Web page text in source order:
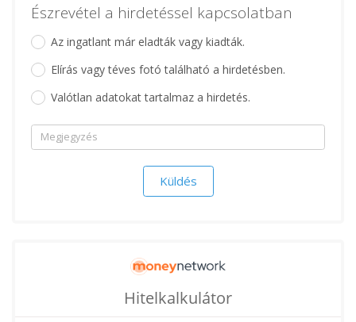
Észrevétel a hirdetéssel kapcsolatban
Az ingatlant már eladták vagy kiadták.
Elírás vagy téves fotó található a hirdetésben.
Valótlan adatokat tartalmaz a hirdetés.